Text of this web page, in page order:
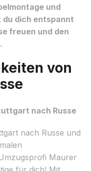
und
dich entspannt
freuen und den
von
nach Russe
nach Russe und
Maurer